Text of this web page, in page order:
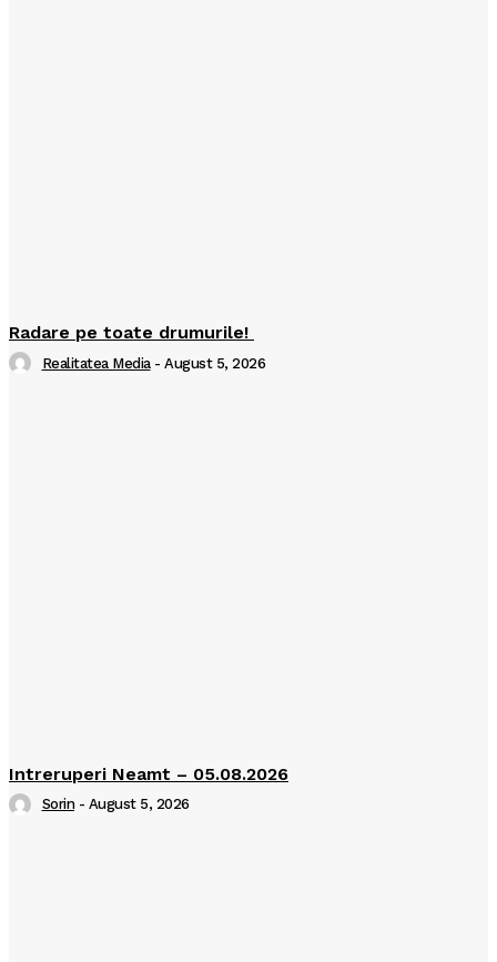
Radare pe toate drumurile!
Realitatea Media - August 5, 2026
Intreruperi Neamt – 05.08.2026
Sorin - August 5, 2026